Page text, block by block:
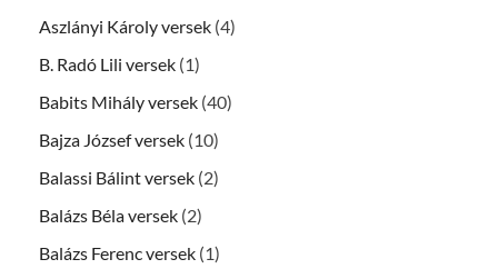
Aszlányi Károly versek (4)
B. Radó Lili versek (1)
Babits Mihály versek (40)
Bajza József versek (10)
Balassi Bálint versek (2)
Balázs Béla versek (2)
Balázs Ferenc versek (1)